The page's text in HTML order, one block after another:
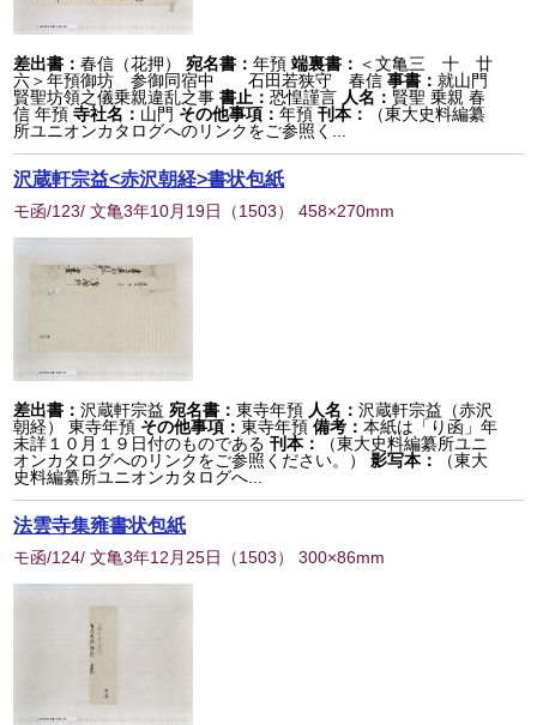
差出書：春信（花押） 宛名書：年預 端裏書： ＜文亀三 十 廿
六＞年預御坊 参御同宿中 石田若狭守 春信 事書：就山門
賢聖坊領之儀乗親違乱之事書止：恐惶謹言 人名： 賢聖 乗親 春
信 年預 寺社名： 山門 その他事項：年預刊本：
（東大史料編纂
所ユニオンカタログへのリンクをご参照く...
沢蔵軒宗益<赤沢朝経>書状包紙
モ函/123/ 文亀3年10月19日 （1503） 458×270mm
差出書：沢蔵軒宗益 宛名書：東寺年預 人名：沢蔵軒宗益（赤沢
朝経） 東寺年預 その他事項：東寺年預 備考：本紙は「り函」年
未詳１０月１９日付のものである 刊本：
（東大史料編纂所ユニ
オンカタログへのリンクをご参照ください。）
影写本：
（東大
史料編纂所ユニオンカタログへ...
法雲寺集雍書状包紙
モ函/124/ 文亀3年12月25日 （1503） 300×86mm